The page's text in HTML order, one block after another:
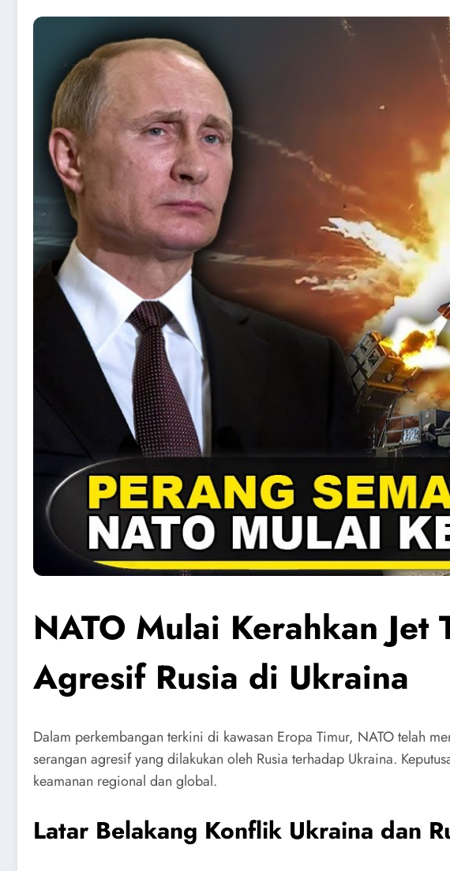
NATO Mulai Kerahkan
Agresif Rusia di Ukraina
Dalam perkembangan terkini di kawasan Eropa Timur, NATO telah
serangan agresif yang dilakukan oleh Rusia terhadap Ukraina.
keamanan regional dan global.
Latar Belakang Konflik Ukraina dan